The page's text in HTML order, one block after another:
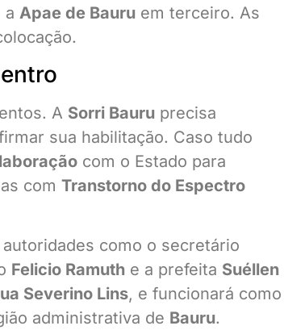
a Apae de Bauru em terceiro. As
A Sorri Bauru precisa
sua habilitação. Caso tudo
com o Estado para
com Transtorno do Espectro
como o secretário
Felicio Ramuth e a prefeita Suéllen
Severino Lins, e funcionará como
administrativa de Bauru.